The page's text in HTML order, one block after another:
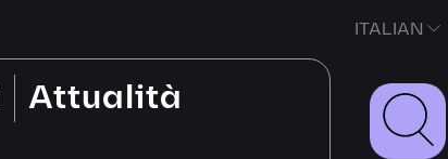
Attualità
ITALIAN